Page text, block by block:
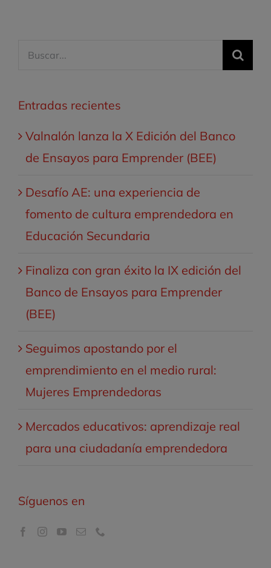
Buscar:
Entradas recientes
Valnalón lanza la X Edición del Banco
de Ensayos para Emprender (BEE)
Desafío AE: una experiencia de
fomento de cultura emprendedora en
Educación Secundaria
Finaliza con gran éxito la IX edición del
Banco de Ensayos para Emprender
(BEE)
Seguimos apostando por el
emprendimiento en el medio rural:
Mujeres Emprendedoras
Mercados educativos: aprendizaje real
para una ciudadanía emprendedora
Síguenos en